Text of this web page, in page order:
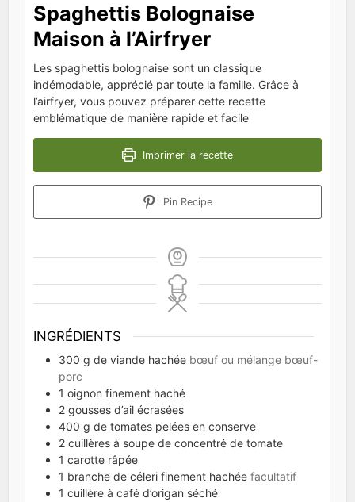
Spaghettis Bolognaise
Maison à l’Airfryer
Les spaghettis bolognaise sont un classique
indémodable, apprécié par toute la famille. Grâce à
l’airfryer, vous pouvez préparer cette recette
emblématique de manière rapide et facile
Imprimer la recette
Pin Recipe
INGRÉDIENTS
300 g de viande hachée bœuf ou mélange bœuf-
porc
1 oignon finement haché
2 gousses d’ail écrasées
400 g de tomates pelées en conserve
2 cuillères à soupe de concentré de tomate
1 carotte râpée
1 branche de céleri finement hachée facultatif
1 cuillère à café d’origan séché